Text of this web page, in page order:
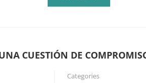
MORE
TE
CONTADO
CUESTIÓN DE
Categories